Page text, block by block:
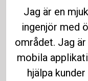
Jag är en
ingenjör med
området. Jag
mobila
hjälpa